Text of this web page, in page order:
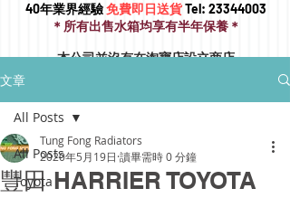
40年業界經驗免費即日送貨Tel: 23344003
＊所有出售水箱均享有半年保養＊
本公司並沒有在淘寶店設立商店
文章
All Posts
Toyota
All Posts
豐田 HARRIER TOYOTA
Tung Fong Radiators
2020年5月19日 讀畢需時 0 分鐘